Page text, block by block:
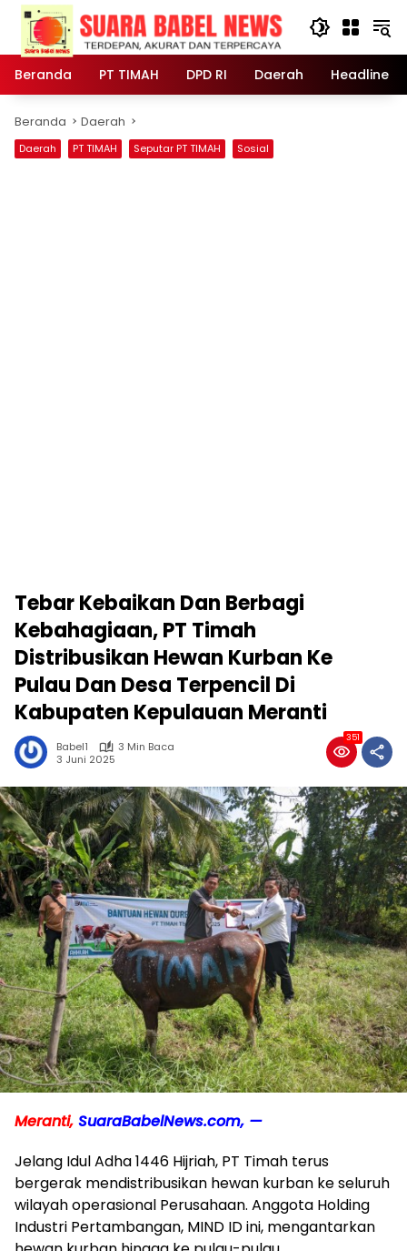
Langsung
konten
Beranda
PT TIMAH DPD RI Daerah Headline
Beranda Daerah
Daerah PT TIMAH Seputar PT TIMAH Sosial
Tebar Kebaikan Dan Berbagi
Kebahagiaan, PT Timah
Distribusikan Hewan Kurban Ke
Pulau Dan Desa Terpencil Di
Kabupaten Kepulauan Meranti
Babel1
3 Min Baca
3 Juni 2025
351
Meranti, SuaraBabelNews.com, —
Jelang Idul Adha 1446 Hijriah, PT Timah terus
bergerak mendistribusikan hewan kurban ke seluruh
wilayah operasional Perusahaan. Anggota Holding
Industri Pertambangan, MIND ID ini, mengantarkan